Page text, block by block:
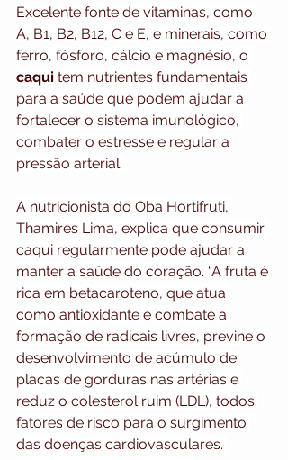
Excelente fonte de vitaminas, como
A, B1, B2, B12, C e E, e minerais, como
ferro, fósforo, cálcio e magnésio, o
caqui tem nutrientes fundamentais
para a saúde que podem ajudar a
fortalecer o sistema imunológico,
combater o estresse e regular a
pressão arterial.
A nutricionista do Oba Hortifruti,
Thamires Lima, explica que consumir
caqui regularmente pode ajudar a
manter a saúde do coração. “A fruta é
rica em betacaroteno, que atua
como antioxidante e combate a
formação de radicais livres, previne o
desenvolvimento de acúmulo de
placas de gorduras nas artérias e
reduz o colesterol ruim (LDL), todos
fatores de risco para o surgimento
das doenças cardiovasculares.